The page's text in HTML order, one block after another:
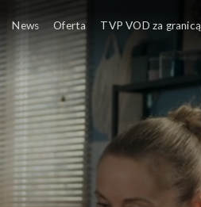
News Oferta TVP VOD za granicą